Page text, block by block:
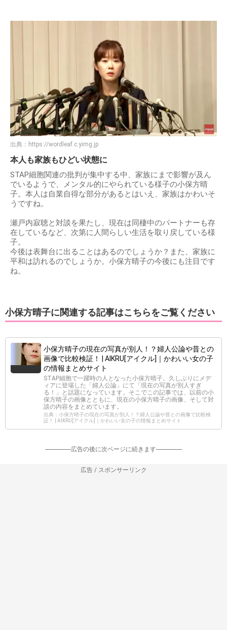
出典： https://wordleaf.c.yimg.jp
本人も家族もひどい状態に
STAP細胞関連の批判が集中する中、家族にまで影響が及ん
でいるようで、メンタル的にやられている様子の小保方晴
子。本人は自業自得な部分があるとはいえ、家族はかわいそ
うですね。
瀬戸内寂聴と対談を果たし、現在は同棲中のパートナーも存
在しているなど、次第に人間らしい生活を取り戻している様
子。
今後は表舞台に出ることはあるのでしょうか？また、家族に
平和は訪れるのでしょうか。小保方晴子の今後にも注目です
ね。
小保方晴子に関連する記事はこちらをご覧ください
小保方晴子の現在の写真が別人！？婦人公論や昔との
画像で比較検証！ | AIKRU[アイクル]｜かわいい女の子
の情報まとめサイト
STAP細胞で一躍時の人となった小保方晴子。久しぶりにメデ
ィアに登場した「婦人公論」にて「現在の写真が別人すぎ
る！」と話題になっています。そこでこの記事では、以前の小
保方晴子の画像とともに、現在の小保方晴子の画像、そして対
談の内容をまとめています。
出典：小保方晴子の現在の写真が別人！？婦人公論や昔との画像で比較検
証！ | AIKRU[アイクル]｜かわいい女の子の情報まとめサイト
-----------------広告の後に次ページに続きます-----------------
広告 / スポンサーリンク